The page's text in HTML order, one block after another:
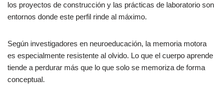
los proyectos de construcción y las prácticas de laboratorio son
entornos donde este perfil rinde al máximo.
Según investigadores en neuroeducación, la memoria motora
es especialmente resistente al olvido. Lo que el cuerpo aprende
tiende a perdurar más que lo que solo se memoriza de forma
conceptual.